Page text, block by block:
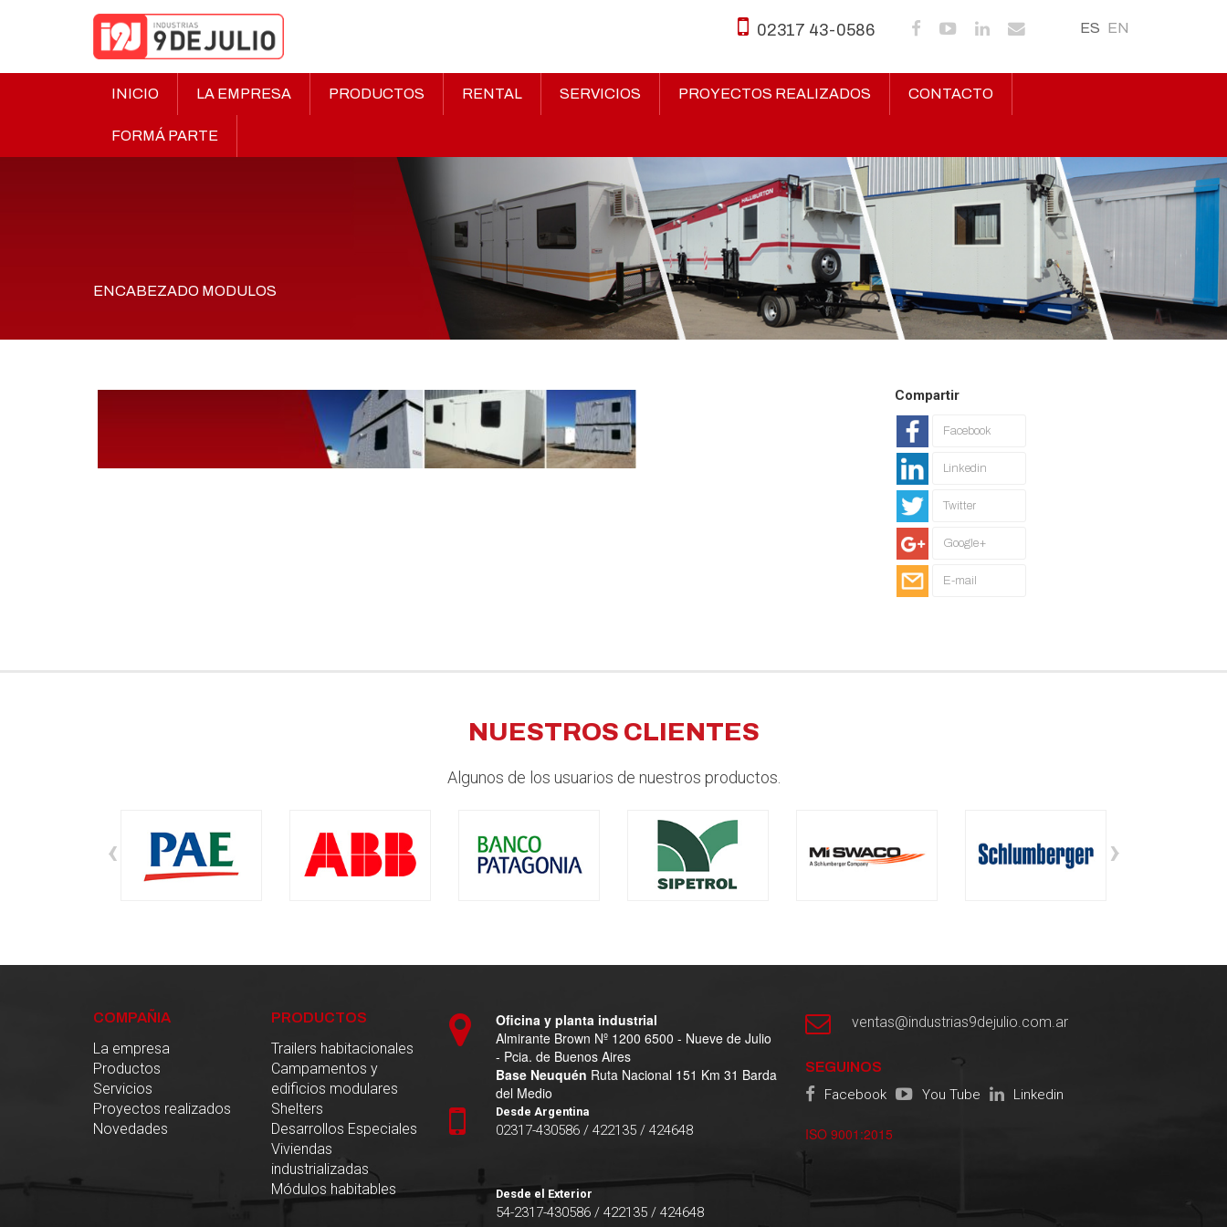
ES EN
02317 43-0586
INICIO LA EMPRESA PRODUCTOS RENTAL SERVICIOS PROYECTOS REALIZADOS CONTACTO
FORMÁ PARTE
ENCABEZADO MODULOS
Compartir
Facebook
Linkedin
Twitter
Google+
E-mail
NUESTROS CLIENTES
Algunos de los usuarios de nuestros productos.
‹ ›
COMPAÑIA
La empresa
Productos
Servicios
Proyectos realizados
Novedades
PRODUCTOS
Trailers habitacionales
Campamentos y
edificios modulares
Shelters
Desarrollos Especiales
Viviendas
industrializadas
Módulos habitables
Oficina y planta industrial
Almirante Brown Nº 1200 6500 - Nueve de Julio
- Pcia. de Buenos Aires
Base Neuquén Ruta Nacional 151 Km 31 Barda
del Medio
Desde Argentina
02317-430586 / 422135 / 424648
Desde el Exterior
54-2317-430586 / 422135 / 424648
ventas@industrias9dejulio.com.ar
SEGUINOS
Facebook You Tube Linkedin
ISO 9001:2015